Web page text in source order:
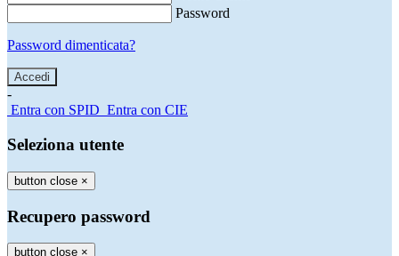
Password
Password dimenticata?
-
Entra con SPID Entra con CIE
Seleziona utente
button close ×
Recupero password
button close ×